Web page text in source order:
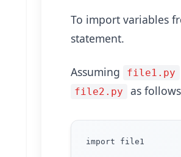
To import variables
statement.
Assuming file1.py
file2.py as
import file1